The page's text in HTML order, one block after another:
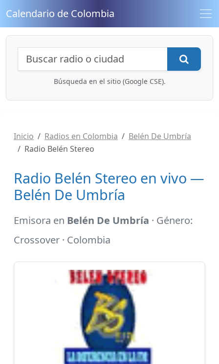
Calendario de Colombia
Búsqueda de radios y contenidos
Búsqueda en el sitio (Google CSE).
Inicio Radios en Colombia
Belén De Umbría
Radio Belén Stereo
Radio Belén Stereo en vivo —
Belén De Umbría
Emisora en Belén De Umbría · Género:
Crossover · Colombia